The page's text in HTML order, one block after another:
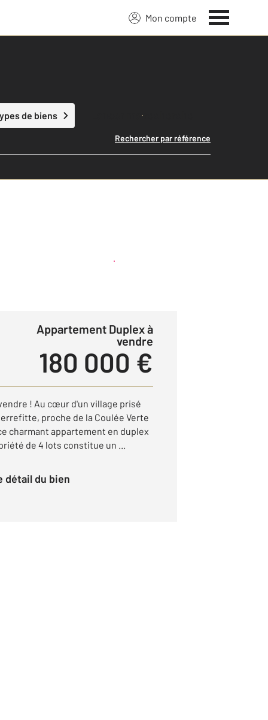
Mon compte
de biens Lancer ma recherche
Rechercher par référence
Créer une alerte
Appartement Duplex à
vendre
180 000 €
! Au cœur d'un village prisé
proche de la Coulée Verte
charmant appartement en duplex
de 4 lots constitue un ...
détail du bien